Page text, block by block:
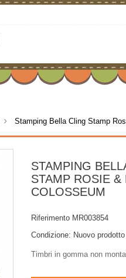
> Stamping Bella Cling Stamp
STAMPING
STAMP ROSIE &
COLOSSEUM
Riferimento MR003854
Condizione: Nuovo prodotto
Timbri in gomma non